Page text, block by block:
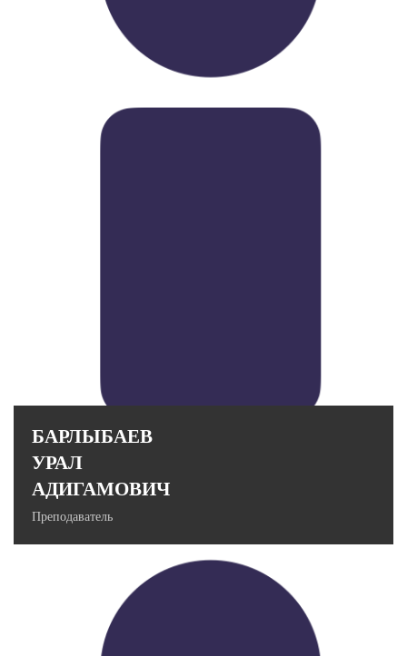
БАРЛЫБАЕВ
УРАЛ
АДИГАМОВИЧ
Преподаватель